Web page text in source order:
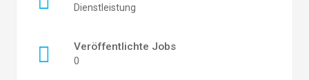
Dienstleistung
Veröffentlichte Jobs
0